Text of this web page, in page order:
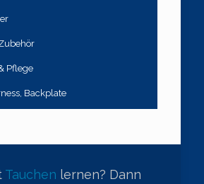
Pflege
Backplate
Tauchen lernen? Dann